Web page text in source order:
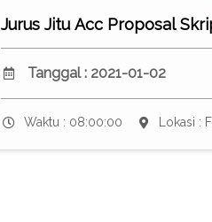
Jurus Jitu Acc Proposal
Tanggal : 2021-01-02
Waktu : 08:00:00 Lokasi :